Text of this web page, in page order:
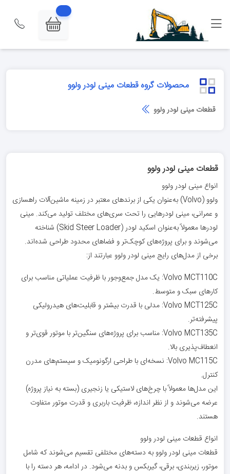
محصولات گروه قطعات مینی لودر ولوو
قطعات مینی لودر ولوو
قطعات مینی لودر ولوو
انواع مینی لودر ولوو
ولوو (Volvo) به‌عنوان یکی از برندهای معتبر در زمینه ماشین‌آلات راهسازی
و عمرانی، مینی لودرهایی را تحت سری‌های مختلف تولید می‌کند. مینی
لودرها معمولاً به‌عنوان اسکید لودر (Skid Steer Loader) شناخته
می‌شوند و برای پروژه‌های کوچک‌تر و فضاهای محدود طراحی شده‌اند.
برخی از مدل‌های رایج مینی لودر ولوو عبارتند از:
Volvo MCT110C: یک مدل جمع‌وجور با ظرفیت عملیاتی مناسب برای
کارهای سبک و متوسط.
Volvo MCT125C: مدلی با قدرت بیشتر و قابلیت‌های هیدرولیکی
پیشرفته‌تر.
Volvo MCT135C: مناسب برای پروژه‌های سنگین‌تر با موتور قوی‌تر و
انعطاف‌پذیری بالا.
Volvo MC115C: نسخه‌ای با طراحی ارگونومیک و سیستم‌های مدرن
کنترل.
این مدل‌ها معمولاً با چرخ‌های لاستیکی یا زنجیری (بسته به نیاز پروژه)
عرضه می‌شوند و از نظر اندازه، ظرفیت باربری و قدرت موتور متفاوت
هستند.
انواع قطعات مینی لودر ولوو
قطعات مینی لودر ولوو به دسته‌های مختلفی تقسیم می‌شوند که شامل
موتور، زیربندی، برقی، گیربکس و بدنه می‌شود. در ادامه، هر دسته را با